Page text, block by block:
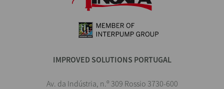
IMPROVED SOLUTIONS PORTUGAL
Av. da Indústria, n.º 309 Rossio 3730-600